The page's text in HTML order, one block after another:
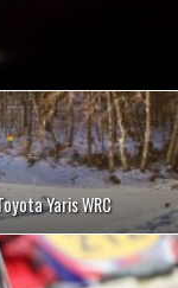
Yaris WRC